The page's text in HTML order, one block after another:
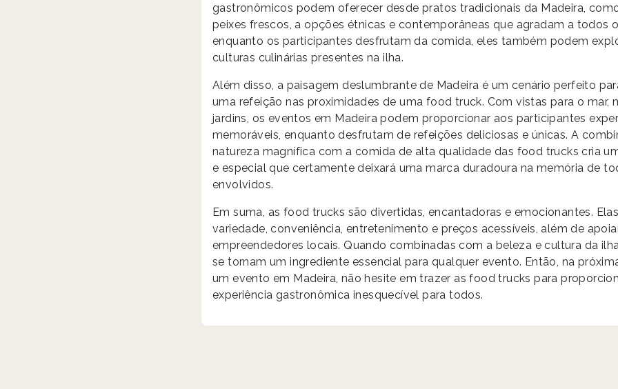
gastronômicos podem oferecer desde pratos tradicionais da Madeira,
peixes frescos, a opções étnicas e contemporâneas que agradam a todos
enquanto os participantes desfrutam da comida, eles também podem
culturas culinárias presentes na ilha.
Além disso, a paisagem deslumbrante de Madeira é um cenário perfeito
uma refeição nas proximidades de uma food truck. Com vistas para o mar,
jardins, os eventos em Madeira podem proporcionar aos participantes
memoráveis, enquanto desfrutam de refeições deliciosas e únicas. A
natureza magnífica com a comida de alta qualidade das food trucks cria
e especial que certamente deixará uma marca duradoura na memória de
envolvidos.
Em suma, as food trucks são divertidas, encantadoras e emocionantes.
variedade, conveniência, entretenimento e preços acessíveis, além de
empreendedores locais. Quando combinadas com a beleza e cultura da
se tornam um ingrediente essencial para qualquer evento. Então, na
um evento em Madeira, não hesite em trazer as food trucks para
experiência gastronômica inesquecível para todos.